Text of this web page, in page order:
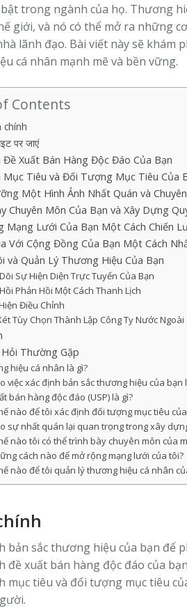
trong ngành của họ. Thương
giới, và nó có thể mở ra những
lãnh đạo. Bài viết này sẽ khám
cá nhân mạnh mẽ và bền vững.
Contents
पर जाएं
Đề Xuất Bán Hàng Độc Đáo Của Bạn
Mục Tiêu và Đối Tượng Mục Tiêu Của
Một Hình Ảnh Nhất Quán và
Chuyên Môn Của Bạn và Xây Dựng
Mạng Lưới Của Bạn Một Cách Chiến
Với Cộng Đồng Của Bạn Một Cách
và Quản Lý Thương Hiệu Của Bạn
Sự Hiện Diện Trực Tuyến Của Bạn
Phản Hồi Một Cách Thanh Lịch
Điều Chỉnh
Tùy Chọn Thành Lập Công Ty Nước Ngoài
Hỏi Thường Gặp
hiệu cá nhân là gì?
việc xác định bản sắc thương hiệu của bạn
bán hàng độc đáo (USP) là gì?
nào để tôi xác định đối tượng mục tiêu
sự nhất quán lại quan trọng trong xây
nào tôi có thể trình bày chuyên môn của
cách nào để mở rộng mạng lưới của tôi?
nào để tôi quản lý thương hiệu cá nhân
bản sắc thương hiệu của bạn để
đề xuất bán hàng độc đáo của
mục tiêu và đối tượng mục tiêu